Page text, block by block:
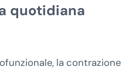
quotidiana
la contrazione